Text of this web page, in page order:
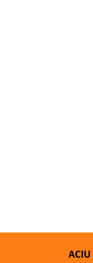
ACIU